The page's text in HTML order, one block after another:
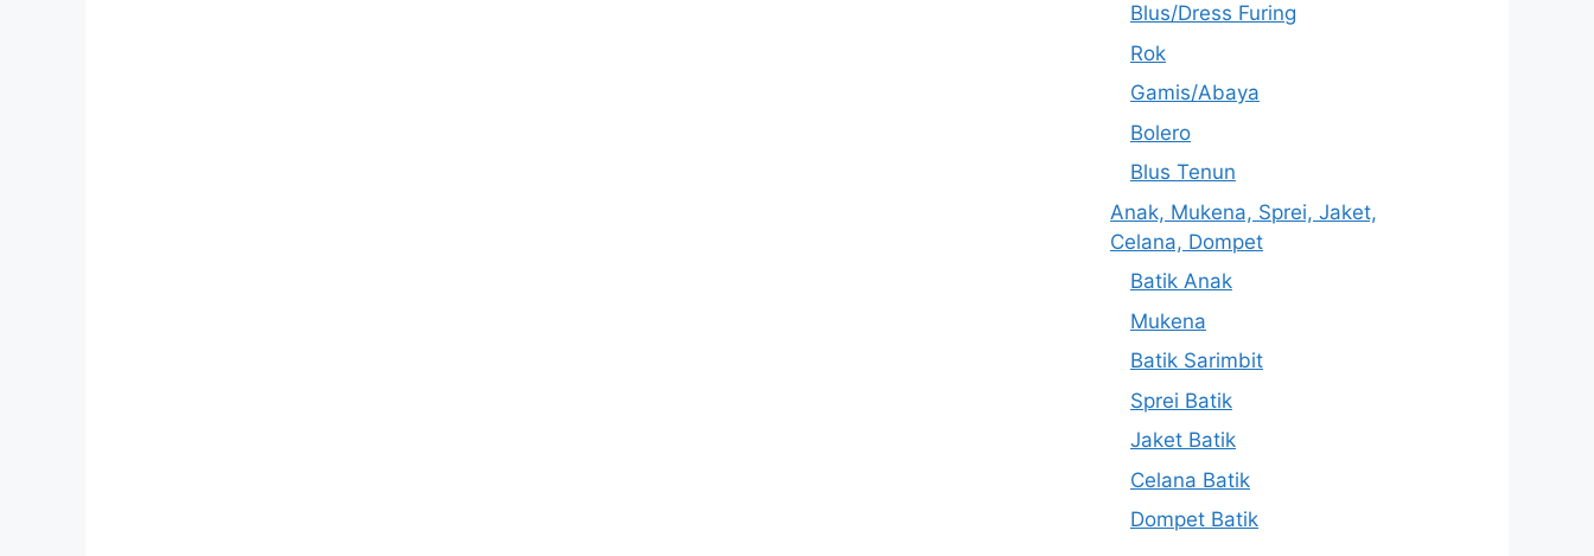
Blus/Dress Furing
Rok
Gamis/Abaya
Bolero
Blus Tenun
Anak, Mukena, Sprei, Jaket,
Celana, Dompet
Batik Anak
Mukena
Batik Sarimbit
Sprei Batik
Jaket Batik
Celana Batik
Dompet Batik